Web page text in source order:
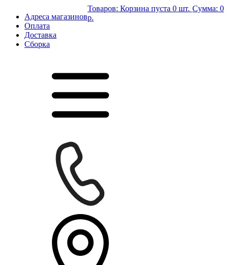
Адреса магазинов
Оплата
Доставка
Сборка
Товаров: Корзина пуста 0 шт. Сумма: 0
р.